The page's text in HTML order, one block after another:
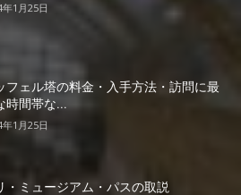
年1月25日
フェル塔の料金・入手方法・訪問に最
時間帯な...
年1月25日
・ミュージアム・パスの取説